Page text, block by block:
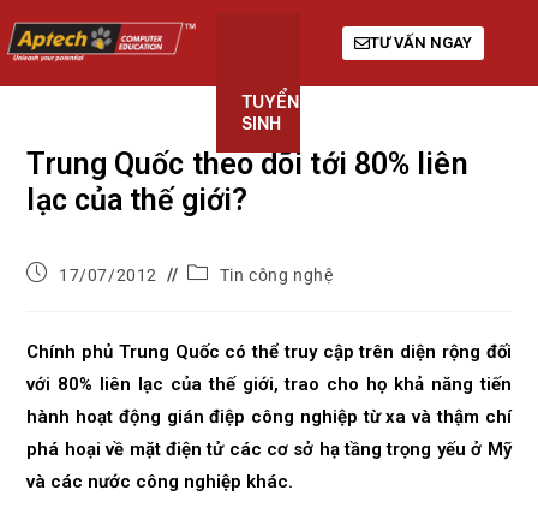
TUYỂN
SINH
TƯ VẤN NGAY
Trung Quốc theo dõi tới 80% liên
lạc của thế giới?
17/07/2012 Tin công nghệ
Chính phủ Trung Quốc có thể truy cập trên diện rộng đối
với 80% liên lạc của thế giới, trao cho họ khả năng tiến
hành hoạt động gián điệp công nghiệp từ xa và thậm chí
phá hoại về mặt điện tử các cơ sở hạ tầng trọng yếu ở Mỹ
và các nước công nghiệp khác.